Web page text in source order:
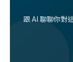
跟 AI 聊聊你對